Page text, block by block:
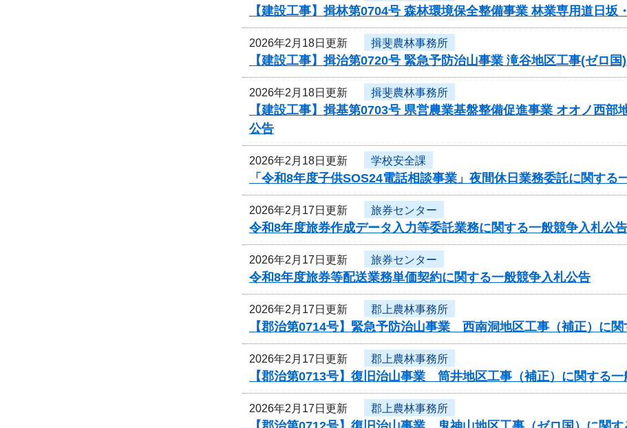
【建設工事】揖林第0704号 森林環境保全整備事業 林業専用道日
2026年2月18日更新 揖斐農林事務所
【建設工事】揖治第0720号 緊急予防治山事業 滝谷地区工事(ゼロ
2026年2月18日更新 揖斐農林事務所
【建設工事】揖基第0703号 県営農業基盤整備促進事業 オオノ西
公告
2026年2月18日更新 学校安全課
「令和8年度子供SOS24電話相談事業」夜間休日業務委託に関する
2026年2月17日更新 旅券センター
令和8年度旅券作成データ入力等委託業務に関する一般競争入札公告
2026年2月17日更新 旅券センター
令和8年度旅券等配送業務単価契約に関する一般競争入札公告
2026年2月17日更新 郡上農林事務所
【郡治第0714号】緊急予防治山事業 西南洞地区工事（補正）に
2026年2月17日更新 郡上農林事務所
【郡治第0713号】復旧治山事業 筒井地区工事（補正）に関する
2026年2月17日更新 郡上農林事務所